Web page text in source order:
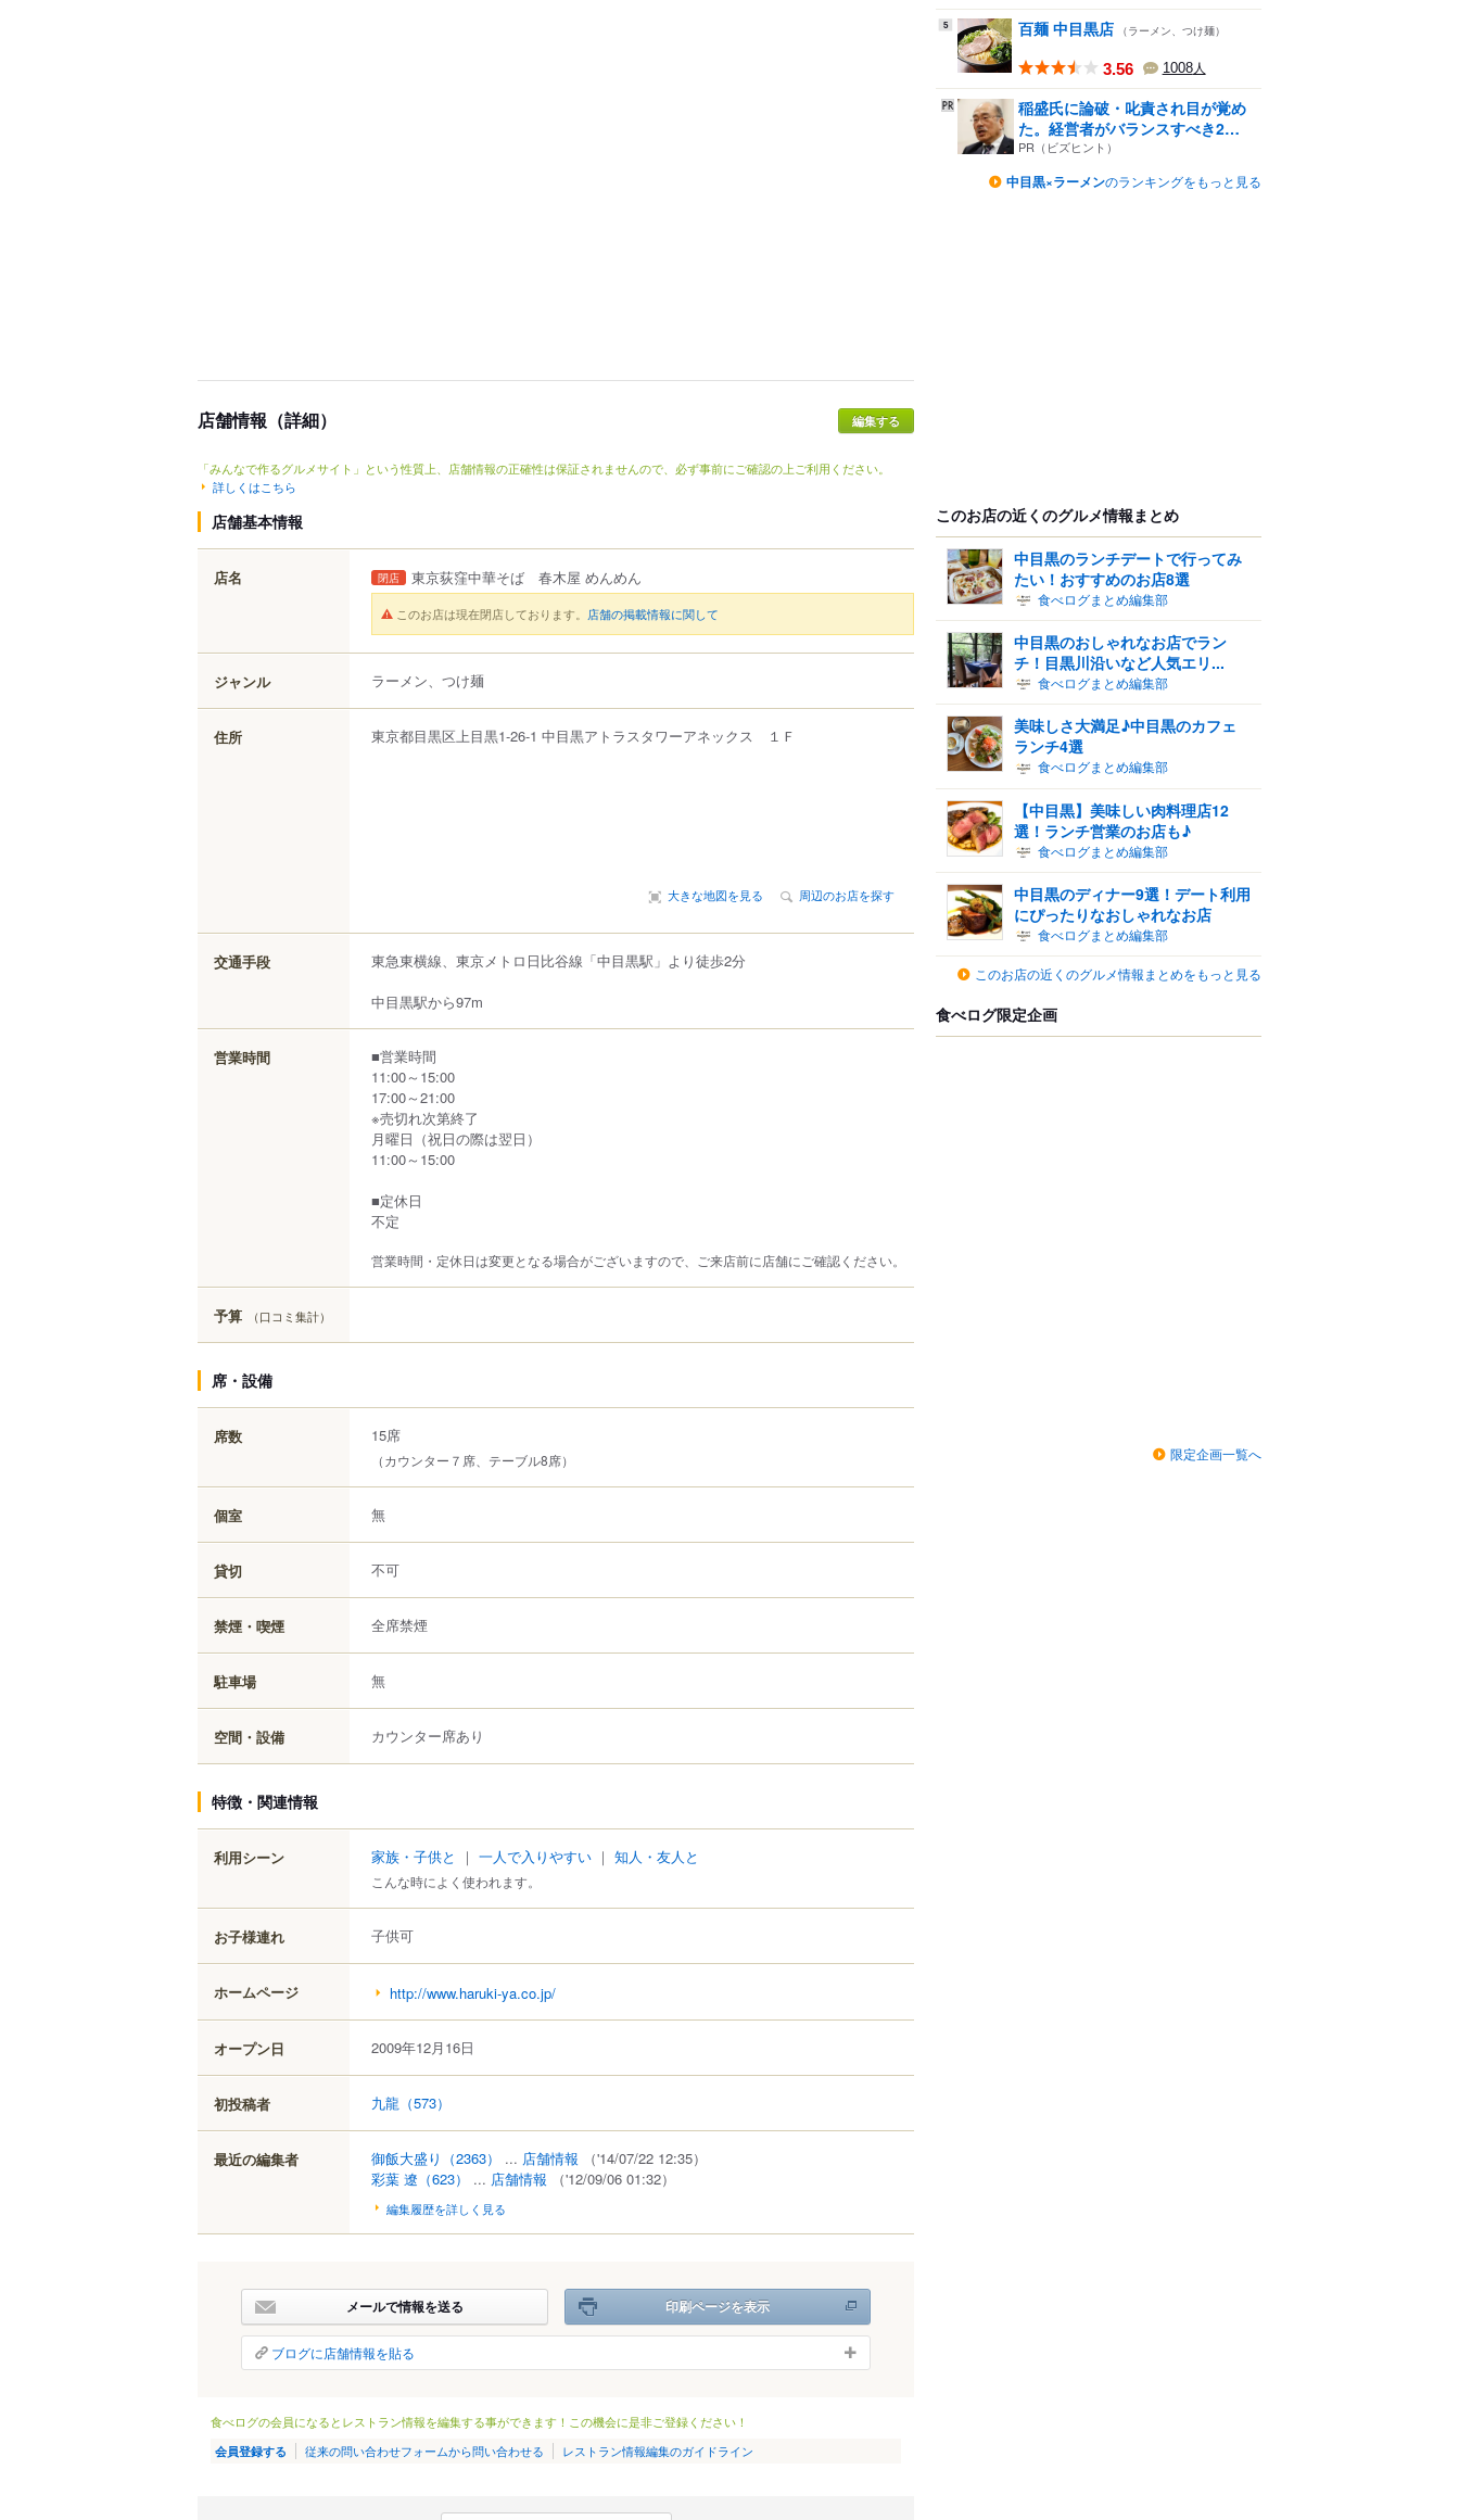
店舗情報（詳細） 編集する
「みんなで作るグルメサイト」という性質上、店舗情報の正確性は保証されませんので、必ず事前にご確認の上ご利用ください。
詳しくはこちら
店舗基本情報
店名 閉店 東京荻窪中華そば 春木屋 めんめん
このお店は現在閉店しております。 店舗の掲載情報に関して
ジャンル ラーメン、つけ麺
住所 東京都目黒区 上目黒1-26-1 中目黒アトラスタワーアネックス １Ｆ
大きな地図を見る 周辺のお店を探す
交通手段
東急東横線、東京メトロ日比谷線「中目黒駅」より徒歩2分
中目黒駅から97m
営業時間
■営業時間
11:00～15:00
17:00～21:00
※売切れ次第終了
月曜日（祝日の際は翌日）
11:00～15:00
■定休日
不定
営業時間・定休日は変更となる場合がございますので、ご来店前に店舗にご確認ください。
予算 （口コミ集計）
席・設備
席数 15席
（カウンター７席、テーブル8席）
個室 無
貸切 不可
禁煙・喫煙 全席禁煙
駐車場 無
空間・設備 カウンター席あり
特徴・関連情報
利用シーン 家族・子供と ｜ 一人で入りやすい ｜ 知人・友人と
こんな時によく使われます。
お子様連れ 子供可
ホームページ http://www.haruki-ya.co.jp/
オープン日 2009年12月16日
初投稿者 九龍 （573）
最近の編集者 御飯大盛り （2363） ... 店舗情報
（'14/07/22 12:35）
彩葉 遼 （623） ... 店舗情報 （'12/09/06 01:32）
編集履歴を詳しく見る
メールで情報を送る 印刷ページを表示
ブログに店舗情報を貼る
食べログの会員になるとレストラン情報を編集する事ができます！この機会に是非ご登録ください！
会員登録する 従来の問い合わせフォームから問い合わせる レストラン情報編集のガイドライン
5 百麺 中目黒店 （ラーメン、つけ麺）
3.56 1008人
稲盛氏に論破・叱責され目が覚め
た。経営者がバランスすべき2
つ...
PR（ビズヒント）
中目黒×ラーメンのランキングをもっと見る
このお店の近くのグルメ情報まとめ
中目黒のランチデートで行ってみ
たい！おすすめのお店8選
食べログまとめ編集部
中目黒のおしゃれなお店でラン
チ！目黒川沿いなど人気エリ...
食べログまとめ編集部
美味しさ大満足♪中目黒のカフェ
ランチ4選
食べログまとめ編集部
【中目黒】美味しい肉料理店12
選！ランチ営業のお店も♪
食べログまとめ編集部
中目黒のディナー9選！デート利用
にぴったりなおしゃれなお店
食べログまとめ編集部
このお店の近くのグルメ情報まとめをもっと見る
食べログ限定企画
限定企画一覧へ